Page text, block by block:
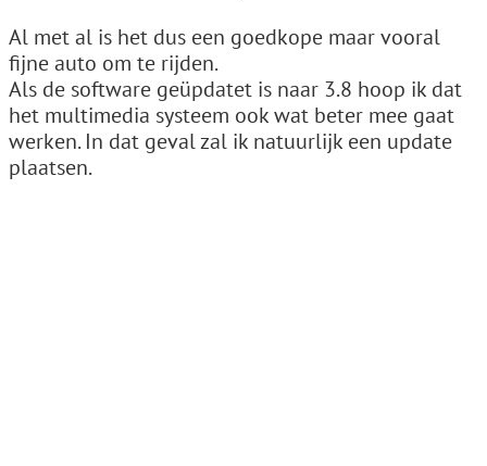
Al met al is het dus een goedkope maar vooral
fijne auto om te rijden.
Als de software geüpdatet is naar 3.8 hoop ik dat
het multimedia systeem ook wat beter mee gaat
werken. In dat geval zal ik natuurlijk een update
plaatsen.